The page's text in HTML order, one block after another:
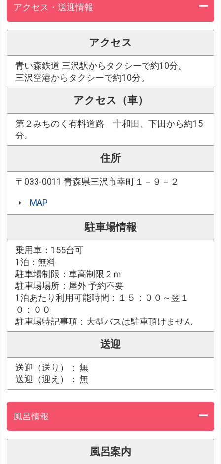
アクセス・送迎情報
アクセス
青い森鉄道 三沢駅からタクシーで約10分。
三沢空港からタクシーで約10分。
アクセス（車）
第２みちのく有料道路 十和田、下田から約15
分。
住所
〒033-0011 青森県三沢市幸町１－９－２
MAP
駐車場情報
乗用車：155台可
1泊：無料
駐車場制限：車高制限２ｍ
駐車場場所：屋外 予約不要
1泊あたり利用可能時間：１５：００～翌１
０：００
駐車場特記事項：大型バスは駐車頂けません
送迎
送迎（送り）： 無
送迎（迎え）： 無
風呂情報
風呂案内